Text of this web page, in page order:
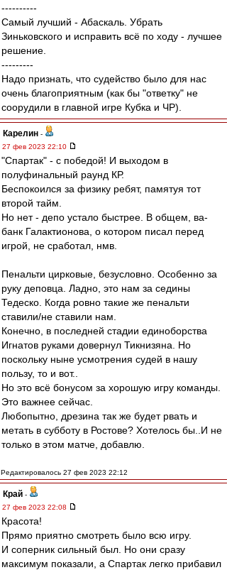
----------
Самый лучший - Абаскаль. Убрать
Зиньковского и исправить всё по ходу - лучшее
решение.
---------
Надо признать, что судейство было для нас
очень благоприятным (как бы "ответку" не
соорудили в главной игре Кубка и ЧР).
Карелин -
27 фев 2023 22:10
"Спартак" - с победой! И выходом в
полуфинальный раунд КР.
Беспокоился за физику ребят, памятуя тот
второй тайм.
Но нет - депо устало быстрее. В общем, ва-
банк Галактионова, о котором писал перед
игрой, не сработал, нмв.
Пенальти цирковые, безусловно. Особенно за
руку деповца. Ладно, это нам за седины
Тедеско. Когда ровно такие же пенальти
ставили/не ставили нам.
Конечно, в последней стадии единоборства
Игнатов руками довернул Тикнизяна. Но
поскольку ныне усмотрения судей в нашу
пользу, то и вот..
Но это всё бонусом за хорошую игру команды.
Это важнее сейчас.
Любопытно, дрезина так же будет рвать и
метать в субботу в Ростове? Хотелось бы..И не
только в этом матче, добавлю.
Редактировалось 27 фев 2023 22:12
Край -
27 фев 2023 22:08
Красота!
Прямо приятно смотреть было всю игру.
И соперник сильный был. Но они сразу
максимум показали, а Спартак легко прибавил